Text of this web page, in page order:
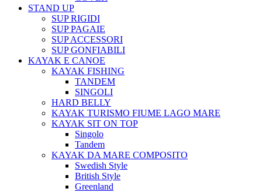
STAND UP
SUP RIGIDI
SUP PAGAIE
SUP ACCESSORI
SUP GONFIABILI
KAYAK E CANOE
KAYAK FISHING
TANDEM
SINGOLI
HARD BELLY
KAYAK TURISMO FIUME LAGO MARE
KAYAK SIT ON TOP
Singolo
Tandem
KAYAK DA MARE COMPOSITO
Swedish Style
British Style
Greenland